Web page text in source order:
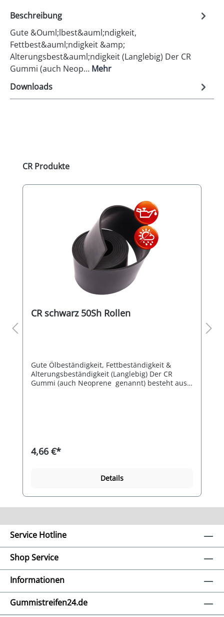
Beschreibung
Gute &Ouml;lbest&auml;ndigkeit,
Fettbest&auml;ndigkeit &amp;
Alterungsbest&auml;ndigkeit (Langlebig) Der CR
Gummi (auch Neop… Mehr
Downloads
Produktgalerie überspringen
CR Produkte
CR schwarz 50Sh Rollen
Gute Ölbeständigkeit, Fettbeständigkeit &
Alterungsbeständigkeit (Langlebig) Der CR
Gummi (auch Neoprene genannt) besteht aus
Elastizität aus, sowie sehr gute
Ozonbeständigkeit, Witterungsbeständigkeit,
Seewasserbeständigkeit. Die
Widerstandfähigkeit gegen tierische und
und gut elektrisch isolierend. Die weiche
50°Shore A und dichtet auch bei rauen
Oberfläche (Unebenheiten) gut ab. Gegenüber
der Standardhärte (wie Autoreifen) von ca.
65°Shore A ist diese Gummimischung etwas
weicher und bleibt auch bei großflächiger
Druckbelastung formstabil, federt aber etwas
ein.
4,66 €*
Details
Service Hotline
Shop Service
Informationen
Gummistreifen24.de